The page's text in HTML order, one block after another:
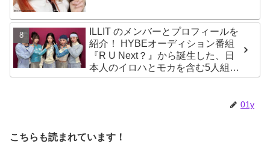
ILLIT のメンバーとプロフィールを
紹介！ HYBEオーディション番組
『R U Next？』から誕生した、日
本人のイロハとモカを含む5人組ガ
ールズグループ！ デビュー曲
01y
こちらも読まれています！